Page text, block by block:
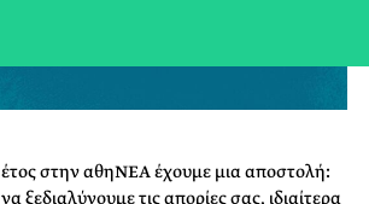
έτος στην αθηΝΕΑ έχουμε μια αποστολή:
να ξεδιαλύνουμε τις απορίες σας, ιδιαίτερα